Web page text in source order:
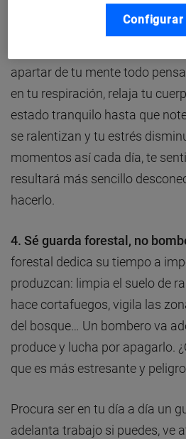
probado alguna vez a meditar
cinco minutos colócate en una
apartar de tu mente todo
en tu respiración, relaja tu
estado tranquilo hasta que
se ralentizan y tu estrés
momentos así cada día, te
resultará más sencillo
hacerlo.
4. Sé guarda forestal, no
forestal dedica su tiempo a
produzcan: limpia el suelo de
hace cortafuegos, vigila las
del bosque… Un bombero va
produce y lucha por apagarlo.
que es más estresante y
Procura ser en tu día a día un
adelanta trabajo si puedes, ve
Configurar